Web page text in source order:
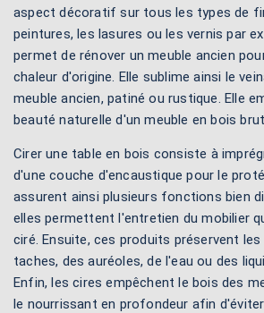
aspect décoratif sur tous les types de
peintures, les lasures ou les vernis par
permet de rénover un meuble ancien
chaleur d'origine. Elle sublime ainsi le
meuble ancien, patiné ou rustique. Elle
beauté naturelle d'un meuble en bois
Cirer une table en bois consiste à
d'une couche d'encaustique pour le
assurent ainsi plusieurs fonctions bien
elles permettent l'entretien du mobilier
ciré. Ensuite, ces produits préservent
taches, des auréoles, de l'eau ou des
Enfin, les cires empêchent le bois des
le nourrissant en profondeur afin